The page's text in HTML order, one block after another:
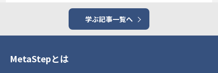
学ぶ記事一覧へ
MetaStepとは